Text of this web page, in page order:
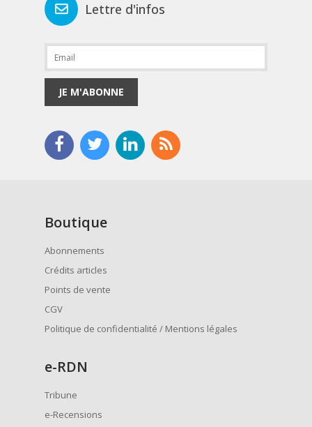
Lettre d'infos
JE M'ABONNE
Boutique
Abonnements
Crédits articles
Points de vente
CGV
Politique de confidentialité / Mentions légales
e-RDN
Tribune
e-Recensions